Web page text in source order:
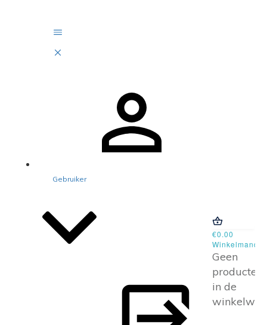
Gebruiker
€0.00
Winkelmand
Geen
producten
in de